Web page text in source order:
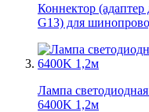
Коннектор
G13) для
Лампа
6400K 1,2м